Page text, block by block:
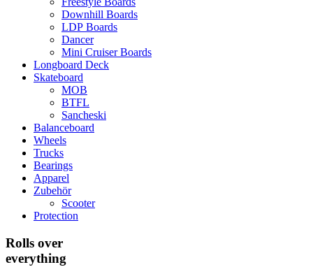
Downhill Boards
LDP Boards
Dancer
Mini Cruiser Boards
Longboard Deck
Skateboard
MOB
BTFL
Sancheski
Balanceboard
Wheels
Trucks
Bearings
Apparel
Zubehör
Scooter
Protection
Rolls over
everything